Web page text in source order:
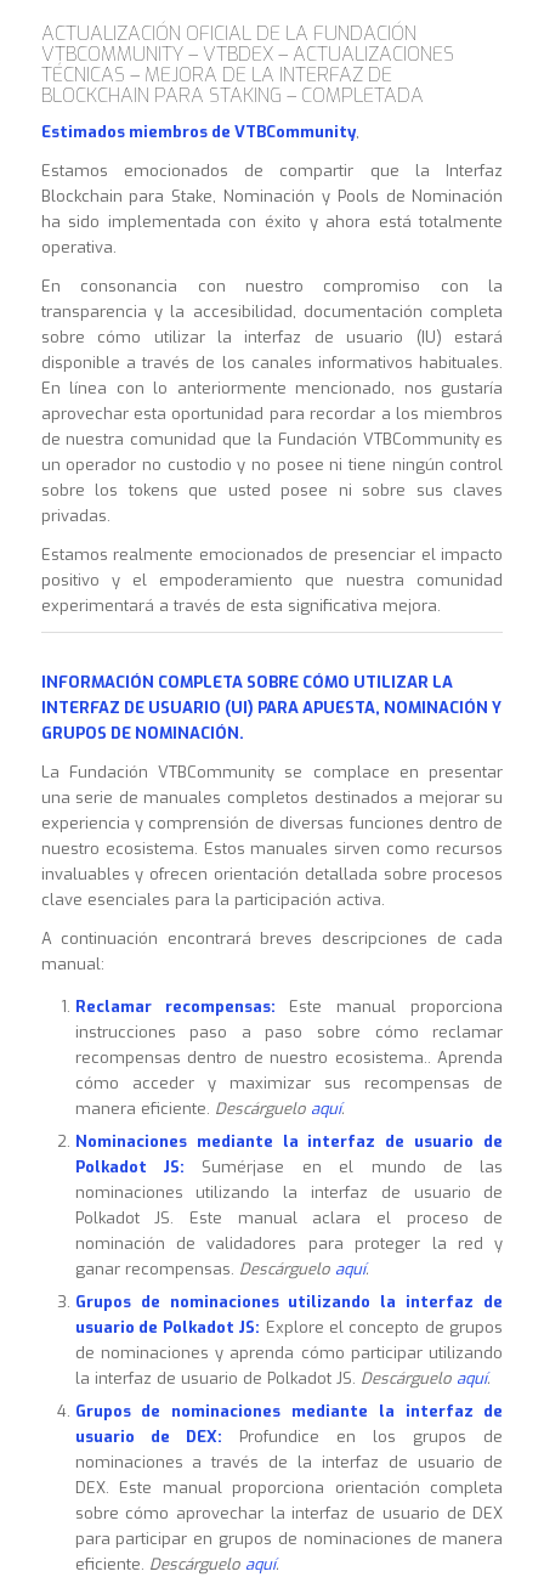
ACTUALIZACIÓN OFICIAL DE LA FUNDACIÓN
VTBCOMMUNITY – VTBDEX – ACTUALIZACIONES
TÉCNICAS – MEJORA DE LA INTERFAZ DE
BLOCKCHAIN PARA STAKING – COMPLETADA
Estimados miembros de VTBCommunity,
Estamos emocionados de compartir que la Interfaz
Blockchain para Stake, Nominación y Pools de Nominación
ha sido implementada con éxito y ahora está totalmente
operativa.
En consonancia con nuestro compromiso con la
transparencia y la accesibilidad, documentación completa
sobre cómo utilizar la interfaz de usuario (IU) estará
disponible a través de los canales informativos habituales.
En línea con lo anteriormente mencionado, nos gustaría
aprovechar esta oportunidad para recordar a los miembros
de nuestra comunidad que la Fundación VTBCommunity es
un operador no custodio y no posee ni tiene ningún control
sobre los tokens que usted posee ni sobre sus claves
privadas.
Estamos realmente emocionados de presenciar el impacto
positivo y el empoderamiento que nuestra comunidad
experimentará a través de esta significativa mejora.
INFORMACIÓN COMPLETA SOBRE CÓMO UTILIZAR LA
INTERFAZ DE USUARIO (UI) PARA APUESTA, NOMINACIÓN Y
GRUPOS DE NOMINACIÓN.
La Fundación VTBCommunity se complace en presentar
una serie de manuales completos destinados a mejorar su
experiencia y comprensión de diversas funciones dentro de
nuestro ecosistema. Estos manuales sirven como recursos
invaluables y ofrecen orientación detallada sobre procesos
clave esenciales para la participación activa.
A continuación encontrará breves descripciones de cada
manual:
Reclamar recompensas: Este manual proporciona
instrucciones paso a paso sobre cómo reclamar
recompensas dentro de nuestro ecosistema.. Aprenda
cómo acceder y maximizar sus recompensas de
manera eficiente. Descárguelo aquí.
Nominaciones mediante la interfaz de usuario de
Polkadot JS: Sumérjase en el mundo de las
nominaciones utilizando la interfaz de usuario de
Polkadot JS. Este manual aclara el proceso de
nominación de validadores para proteger la red y
ganar recompensas. Descárguelo aquí.
Grupos de nominaciones utilizando la interfaz de
usuario de Polkadot JS: Explore el concepto de grupos
de nominaciones y aprenda cómo participar utilizando
la interfaz de usuario de Polkadot JS. Descárguelo aquí.
Grupos de nominaciones mediante la interfaz de
usuario de DEX: Profundice en los grupos de
nominaciones a través de la interfaz de usuario de
DEX. Este manual proporciona orientación completa
sobre cómo aprovechar la interfaz de usuario de DEX
para participar en grupos de nominaciones de manera
eficiente. Descárguelo aquí.